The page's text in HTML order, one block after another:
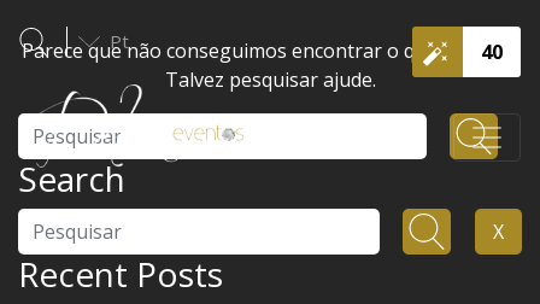
40
Pt
Parece que não conseguimos encontrar o que procura.
Talvez pesquisar ajude.
Search
Pesquisar X
Recent Posts